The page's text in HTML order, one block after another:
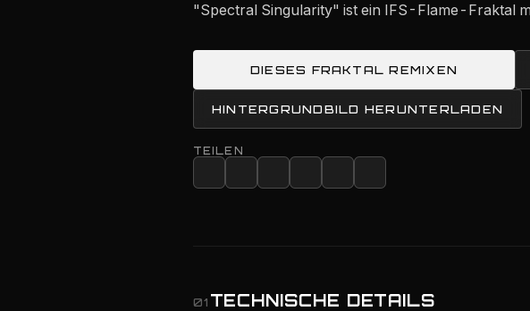
"Spectral Singularity" ist ein IFS-Flame-Fraktal
DIESES FRAKTAL REMIXEN
HINTERGRUNDBILD HERUNTERLADEN
TEILEN
01 TECHNISCHE DETAILS